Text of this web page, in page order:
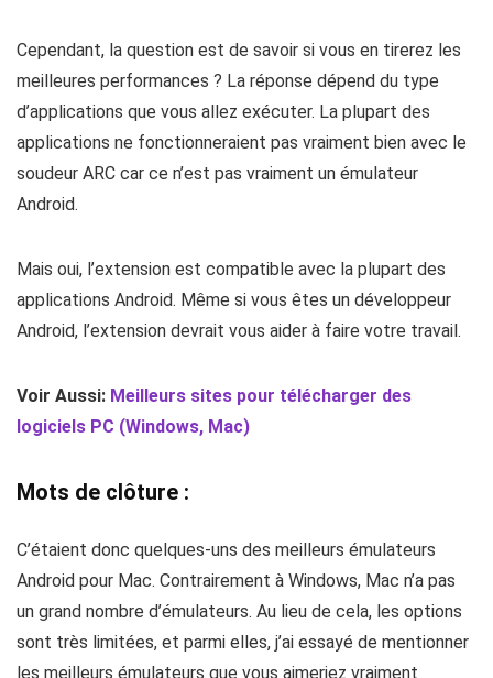
Cependant, la question est de savoir si vous en tirerez les
meilleures performances ? La réponse dépend du type
d’applications que vous allez exécuter. La plupart des
applications ne fonctionneraient pas vraiment bien avec le
soudeur ARC car ce n’est pas vraiment un émulateur
Android.
Mais oui, l’extension est compatible avec la plupart des
applications Android. Même si vous êtes un développeur
Android, l’extension devrait vous aider à faire votre travail.
Voir Aussi: Meilleurs sites pour télécharger des
logiciels PC (Windows, Mac)
Mots de clôture :
C’étaient donc quelques-uns des meilleurs émulateurs
Android pour Mac. Contrairement à Windows, Mac n’a pas
un grand nombre d’émulateurs. Au lieu de cela, les options
sont très limitées, et parmi elles, j’ai essayé de mentionner
les meilleurs émulateurs que vous aimeriez vraiment